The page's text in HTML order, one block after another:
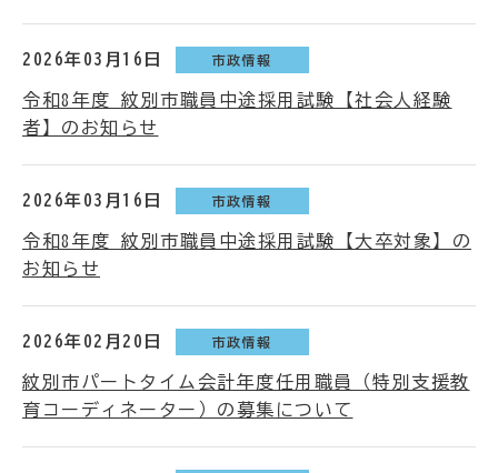
2026年03月16日 市政情報
令和8年度 紋別市職員中途採用試験【社会人経験
者】のお知らせ
2026年03月16日 市政情報
令和8年度 紋別市職員中途採用試験【大卒対象】の
お知らせ
2026年02月20日 市政情報
紋別市パートタイム会計年度任用職員（特別支援教
育コーディネーター）の募集について